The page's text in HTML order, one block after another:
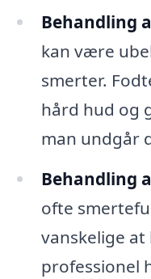
Behandling
kan være
smerter.
hård hud og
man undgår
Behandling
ofte
vanskelige
professionel